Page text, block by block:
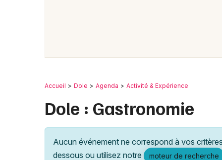
Accueil Dole Agenda Activité & Expérience
Dole : Gastronomie
Aucun événement ne correspond à vos
dessous ou utilisez notre
moteur de recherche